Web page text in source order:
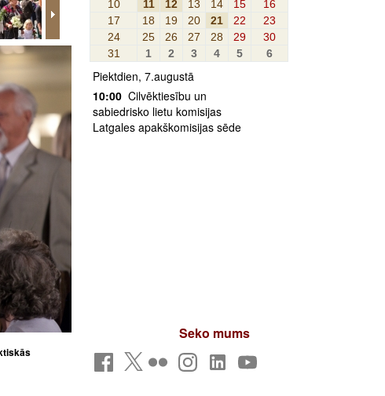
10
11 12 13 14 15
16
17
18 19 20 21 22
23
24
25 26 27 28 29
30
31
1 2 3 4 5 6
Piektdien, 7.augustā
10:00 Cilvēktiesību un
sabiedrisko lietu komisijas
Latgales apakškomisijas sēde
Seko mums